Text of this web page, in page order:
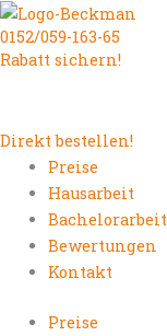
Zum
Inhalt
springen
0152/059-163-65
Rabatt sichern!
Direkt bestellen!
Preise
Hausarbeit
Bachelorarbeit
Bewertungen
Kontakt
Preise